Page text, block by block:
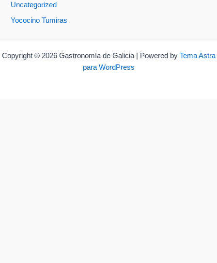
Uncategorized
Yococino Tumiras
Copyright © 2026 Gastronomía de Galicia | Powered by Tema Astra
para WordPress